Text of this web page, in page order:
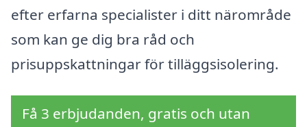
efter erfarna specialister i ditt närområde
som kan ge dig bra råd och
prisuppskattningar för tilläggsisolering.
Få 3 erbjudanden, gratis och utan